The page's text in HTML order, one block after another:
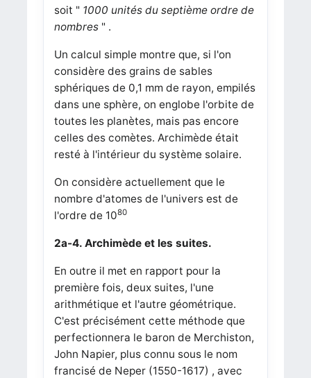
soit " 1000 unités du septième ordre de
nombres" .
Un calcul simple montre que, si l'on
considère des grains de sables
sphériques de 0,1 mm de rayon, empilés
dans une sphère, on englobe l'orbite de
toutes les planètes, mais pas encore
celles des comètes. Archimède était
resté à l'intérieur du système solaire.
On considère actuellement que le
nombre d'atomes de l'univers est de
l'ordre de 1080
2a-4. Archimède et les suites.
En outre il met en rapport pour la
première fois, deux suites, l'une
arithmétique et l'autre géométrique.
C'est précisément cette méthode que
perfectionnera le baron de Merchiston,
John Napier, plus connu sous le nom
francisé de Neper (1550-1617) , avec